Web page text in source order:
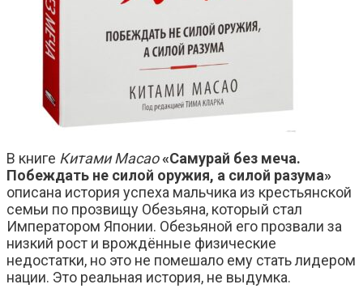
В книге Китами Масао«Самурай без меча.
Побеждать не силой оружия, а силой разума»
описана история успеха мальчика из крестьянской
семьи по прозвищу Обезьяна, который стал
Императором Японии. Обезьяной его прозвали за
низкий рост и врождённые физические
недостатки, но это не помешало ему стать лидером
нации. Это реальная история, не выдумка.